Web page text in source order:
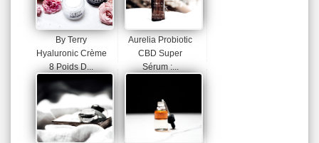
By Terry
Hyaluronic Crème
8 Poids D...
Aurelia Probiotic
CBD Super
Sérum :...